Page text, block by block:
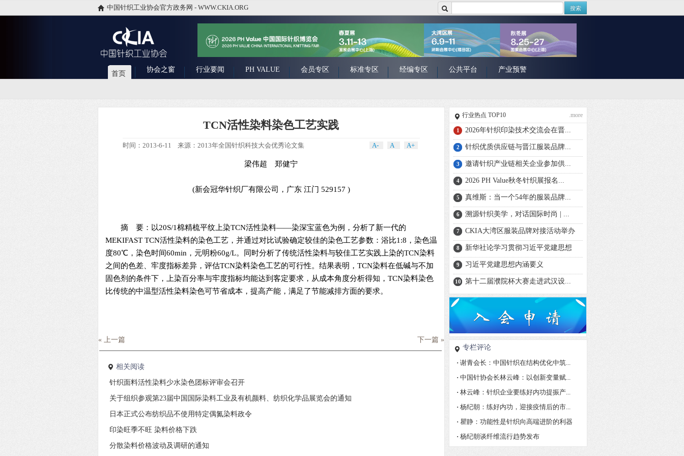
中国针织工业协会官方政务网 - WWW.CKIA.ORG 搜索
首页
协会之窗 行业要闻 PH VALUE 会员专区 标准专区 经编专区 公共平台 产业预警
TCN活性染料染色工艺实践
时间：2013-6-11 来源：2013年全国针织科技大会优秀论文集 A- A A+
梁伟超 郑健宁
(新会冠华针织厂有限公司，广东 江门 529157 )
摘 要：以20S/1棉精梳平纹上染TCN活性染料——染深宝蓝色为例，分析了新一代的
MEKIFAST TCN活性染料的染色工艺，并通过对比试验确定较佳的染色工艺参数：浴比1:8，染色温
度80℃，染色时间60min，元明粉60g/L。同时分析了传统活性染料与较佳工艺实践上染的TCN染料
之间的色差、牢度指标差异，评估TCN染料染色工艺的可行性。结果表明，TCN染料在低碱与不加
固色剂的条件下，上染百分率与牢度指标均能达到客定要求，从成本角度分析得知，TCN染料染色
比传统的中温型活性染料染色可节省成本，提高产能，满足了节能减排方面的要求。
« 上一篇 下一篇 »
相关阅读
针织面料活性染料少水染色团标评审会召开
关于组织参观第23届中国国际染料工业及有机颜料、纺织化学品展览会的通知
日本正式公布纺织品不使用特定偶氮染料政令
印染旺季不旺 染料价格下跌
分散染料价格波动及调研的通知
行业热点 TOP10 .more
1 2026年针织印染技术交流会在晋...
2 针织优质供应链与晋江服装品牌...
3 邀请针织产业链相关企业参加供...
4 2026 PH Value秋冬针织展报名...
5 真维斯：当一个54年的服装品牌...
6 溯源针织美学，对话国际时尚 | ...
7 CKIA大湾区服装品牌对接活动举办
8 新华社论学习贯彻习近平党建思想
9 习近平党建思想内涵要义
10 第十二届濮院杯大赛走进武汉设...
专栏评论
· 谢青会长：中国针织在结构优化中筑...
· 中国针协会长林云峰：以创新变量赋...
· 林云峰：针织企业要练好内功提振产...
· 杨纪朝：练好内功，迎接疫情后的市...
· 瞿静：功能性是针织向高端进阶的利器
· 杨纪朝谈纤维流行趋势发布